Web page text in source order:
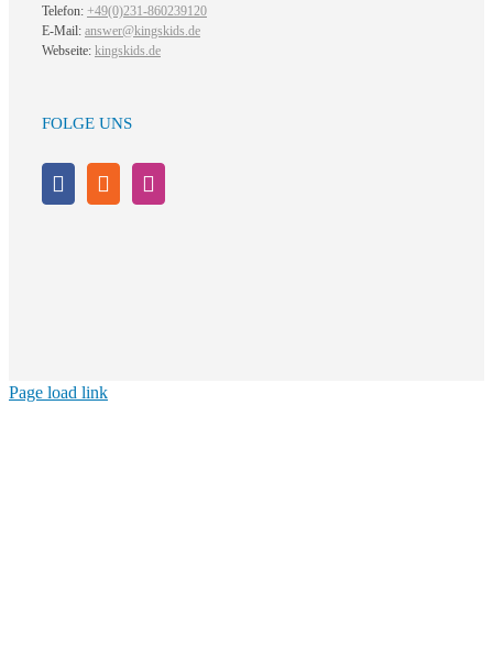
Telefon: +49(0)231-860239120
E-Mail: answer@kingskids.de
Webseite: kingskids.de
FOLGE UNS
Page load link